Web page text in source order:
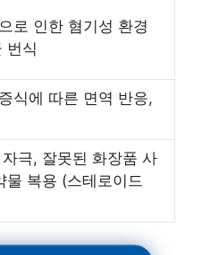
로 인한 혐기성 환경
번식
식에 따른 면역 반응,
극, 잘못된 화장품 사
물 복용 (스테로이드